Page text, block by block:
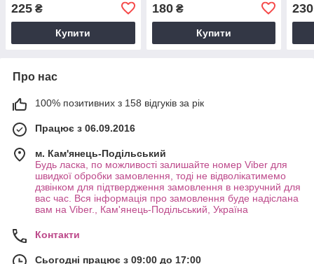
225 ₴
Купити
180₴
Купити
230
Про нас
100% позитивних з 158 відгуків за рік
Працює з 06.09.2016
м. Кам'янець-Подільський
Будь ласка, по можливості залишайте номер Viber для
швидкої обробки замовлення, тоді не відволікатимемо
дзвінком для підтвердження замовлення в незручний для
вас час. Вся інформація про замовлення буде надіслана
вам на Viber., Кам'янець-Подільський, Україна
Контакти
Сьогодні працює з 09:00 до 17:00